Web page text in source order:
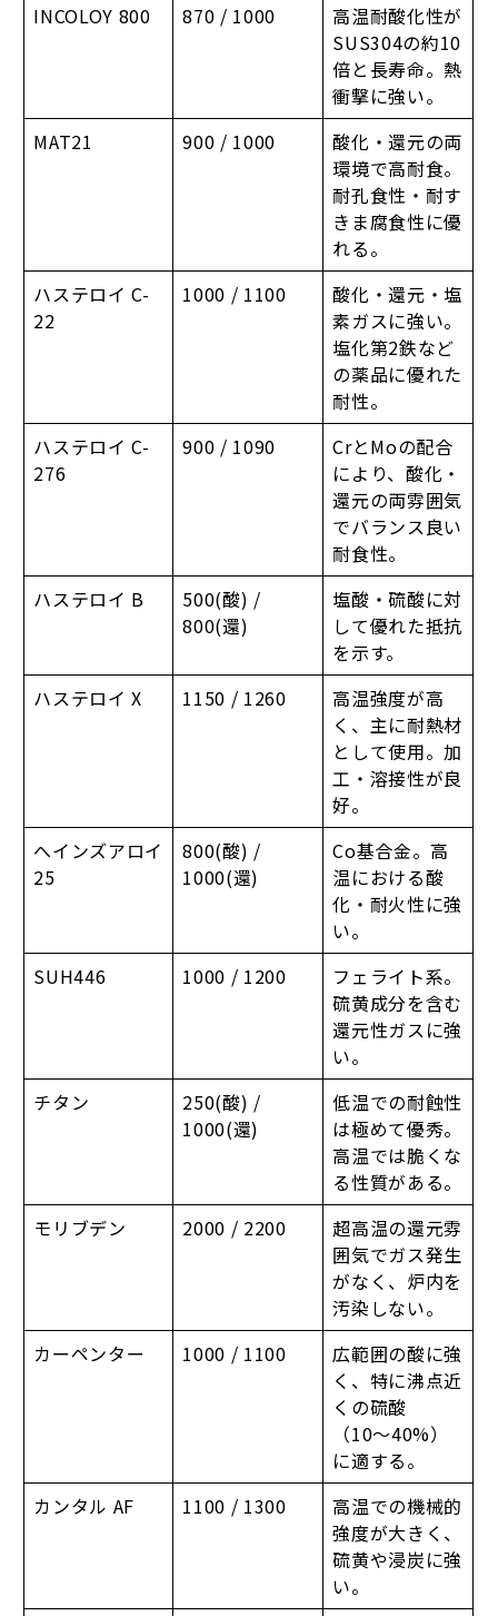
INCOLOY 800
870 / 1000
高温耐酸化性が
SUS304の約10
倍と長寿命。熱
衝撃に強い。
MAT21
900 / 1000
酸化・還元の両
環境で高耐食。
耐孔食性・耐す
きま腐食性に優
れる。
ハステロイ C-
22
1000 / 1100
酸化・還元・塩
素ガスに強い。
塩化第2鉄など
の薬品に優れた
耐性。
ハステロイ C-
276
900 / 1090
CrとMoの配合
により、酸化・
還元の両雰囲気
でバランス良い
耐食性。
ハステロイ B
500(酸) /
800(還)
塩酸・硫酸に対
して優れた抵抗
を示す。
ハステロイ X
1150 / 1260
高温強度が高
く、主に耐熱材
として使用。加
工・溶接性が良
好。
へインズアロイ
25
800(酸) /
1000(還)
Co基合金。高
温における酸
化・耐火性に強
い。
SUH446
1000 / 1200
フェライト系。
硫黄成分を含む
還元性ガスに強
い。
チタン
250(酸) /
1000(還)
低温での耐蝕性
は極めて優秀。
高温では脆くな
る性質がある。
モリブデン
2000 / 2200
超高温の還元雰
囲気でガス発生
がなく、炉内を
汚染しない。
カーペンター
1000 / 1100
広範囲の酸に強
く、特に沸点近
くの硫酸
（10〜40%）
に適する。
カンタル AF
1100 / 1300
高温での機械的
強度が大きく、
硫黄や浸炭に強
い。